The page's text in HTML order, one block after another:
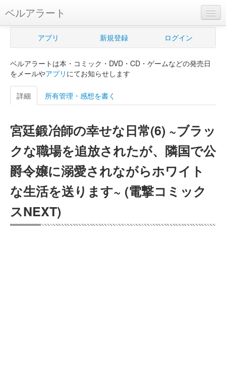
ベルアラート
ベルアラートとは
新規登録
ログイン
購入管理
Myシェルフ
プレミアム
アプリ 新規登録 ログイン
ベルアラートは本・コミック・DVD・CD・ゲームなどの発売日
をメールやアプリ にてお知らせします
詳細 所有管理・感想を書く
宮廷鍛冶師の幸せな日常(6) ~ブラッ
クな職場を追放されたが、隣国で公
爵令嬢に溺愛されながらホワイト
な生活を送ります~ (電撃コミック
スNEXT)